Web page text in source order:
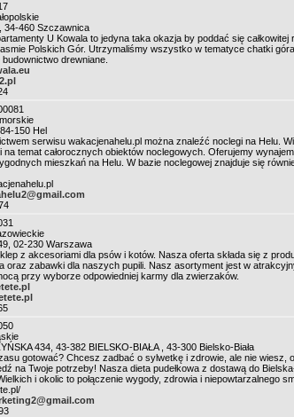
34-460 Szczawnica
U Kowala to jedyna taka okazja by poddać się całkowitej
Polskich Gór. Utrzymaliśmy wszystko w tematyce chatki
drewniane.
150 Hel
serwisu wakacjenahelu.pl można znaleźć noclegi na Helu.
na temat całorocznych obiektów noclegowych. Oferujemy
mieszkań na Helu. W bazie noclegowej znajduje się
02-230 Warszawa
z akcesoriami dla psów i kotów. Nasza oferta składa się z
oraz zabawki dla naszych pupili. Nasz asortyment jest w
przy wyborze odpowiedniej karmy dla zwierzaków.
434, 43-382 BIELSKO-BIAŁA , 43-300 Bielsko-Biała
gotować? Chcesz zadbać o sylwetkę i zdrowie, ale nie wiesz,
na Twoje potrzeby! Nasza dieta pudełkowa z dostawą do
i okolic to połączenie wygody, zdrowia i niepowtarzalnego